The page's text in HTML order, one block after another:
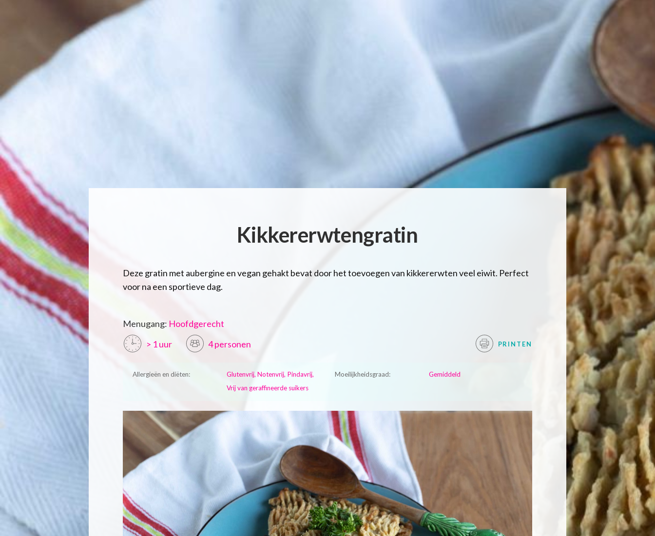
Kikkererwtengratin
Deze gratin met aubergine en vegan gehakt bevat door het toevoegen van kikkererwten veel eiwit. Perfect
voor na een sportieve dag.
Menugang: Hoofdgerecht
> 1 uur
4 personen PRINTEN
Allergieën en diëten:
Glutenvrij, Notenvrij, Pindavrij,
Vrij van geraffineerde suikers
Moeilijkheidsgraad: Gemiddeld